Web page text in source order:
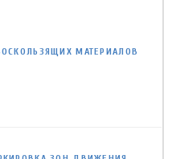
МАТЕРИАЛОВ